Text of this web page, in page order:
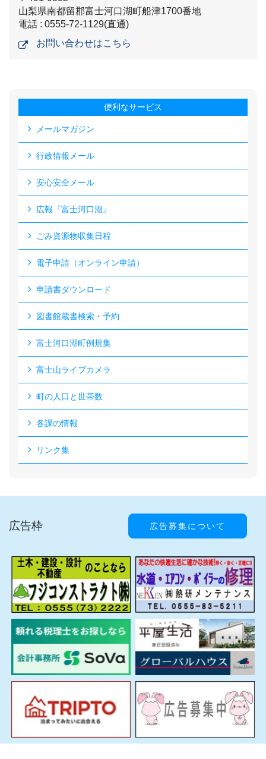
山梨県南都留郡富士河口湖町船津1700番地
電話 : 0555-72-1129(直通)
お問い合わせはこちら
便利なサービス
メールマガジン
行政情報メール
安心安全メール
広報『富士河口湖』
ごみ資源物収集日程
電子申請（オンライン申請）
申請書ダウンロード
図書館蔵書検索・予約
富士河口湖町例規集
富士山ライブカメラ
町の人口と世帯数
各課の情報
リンク集
広告枠 広告募集について